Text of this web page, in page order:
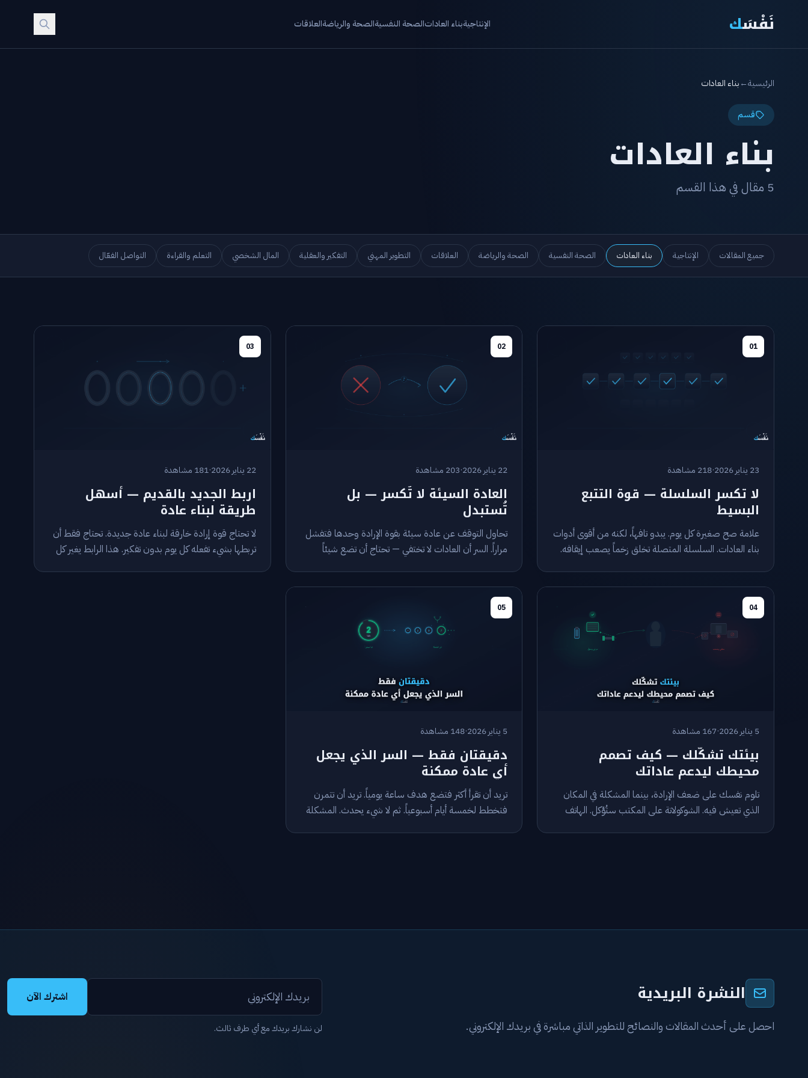
نَفْسَك الإنتاجيةبناء العاداتالصحة النفسيةالصحة والرياضةالعلاقات
الرئيسية←بناء العادات
قسم
بناء العادات
5 مقال في هذا القسم
جميع المقالات الإنتاجية بناء العادات الصحة النفسية الصحة والرياضة العلاقات التطوير المهني التفكير والعقلية المال الشخصي التعلم والقراءة التواصل الفعّال
01
23 يناير 2026 ·218 مشاهدة
لا تكسر السلسلة — قوة التتبع
البسيط
علامة صح صغيرة كل يوم. يبدو تافهاً، لكنه من أقوى أدوات
بناء العادات. السلسلة المتصلة تخلق زخماً يصعب إيقافه.
02
22 يناير 2026 ·203 مشاهدة
العادة السيئة لا تُكسر — بل
تُستبدل
تحاول التوقف عن عادة سيئة بقوة الإرادة وحدها فتفشل
مراراً. السر أن العادات لا تختفي — تحتاج أن تضع شيئاً
03
22 يناير 2026 ·181 مشاهدة
اربط الجديد بالقديم — أسهل
طريقة لبناء عادة
لا تحتاج قوة إرادة خارقة لبناء عادة جديدة. تحتاج فقط أن
تربطها بشيء تفعله كل يوم بدون تفكير. هذا الرابط يغير كل
04
5 يناير 2026 ·167 مشاهدة
بيئتك تشكّلك — كيف تصمم
محيطك ليدعم عاداتك
تلوم نفسك على ضعف الإرادة، بينما المشكلة في المكان
الذي تعيش فيه. الشوكولاتة على المكتب ستُؤكل. الهاتف
05
5 يناير 2026 ·148 مشاهدة
دقيقتان فقط — السر الذي يجعل
أي عادة ممكنة
تريد أن تقرأ أكثر فتضع هدف ساعة يومياً. تريد أن تتمرن
فتخطط لخمسة أيام أسبوعياً. ثم لا شيء يحدث. المشكلة
النشرة البريدية
احصل على أحدث المقالات والنصائح للتطوير الذاتي مباشرة في بريدك الإلكتروني.
اشترك الآن
لن نشارك بريدك مع أي طرف ثالث.